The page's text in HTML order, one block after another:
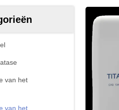
van het
van het